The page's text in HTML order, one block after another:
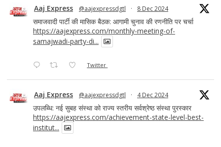
Aaj Express @aajexpressdgtl · 8 Dec 2024
समाजवादी पार्टी की मासिक बैठक: आगामी चुनाव की रणनीति पर चर्चा
https://aajexpress.com/monthly-meeting-of-
samajwadi-party-di...
Twitter
Aaj Express @aajexpressdgtl · 4 Dec 2024
उपलब्धि: नई सुबह संस्था को राज्य स्तरीय सर्वश्रेष्ठ संस्था पुरस्कार
https://aajexpress.com/achievement-state-level-best-
institut...